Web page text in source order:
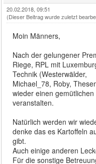
20.02.2018, 09:51
(Dieser Beitrag wurde zuletzt
Moin Männers,
Nach der gelungener
Riege, RPL mit
Technik (Westerwälder,
Michael_78, Roby,
wieder einen
veranstalten.
Natürlich werden wir
denke das es Kartoffeln
gibt.
Auch einige anderen
Für die sonstige